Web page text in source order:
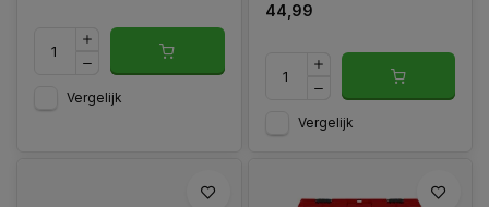
Vergelijk
44,99
Vergelijk